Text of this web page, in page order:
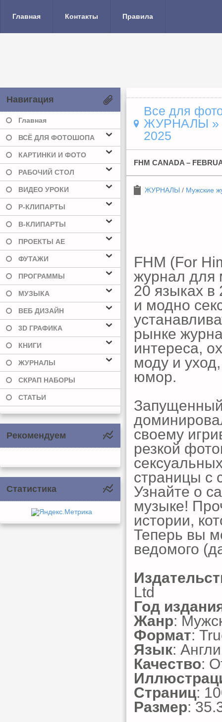
Главная Контакты Правила
Навигация
Главная
ВСЁ ДЛЯ ФОТОШОПА
КАРТИНКИ И ФОТО
РАБОЧИЙ СТОЛ
ВИДЕО УРОКИ
Р-КЛИПАРТЫ
В-КЛИПАРТЫ
ПРОЕКТЫ AE
ФУТАЖИ
ПРОГРАММЫ
МУЗЫКА
ВЕБ ДИЗАЙН
3D ГРАФИКА
КНИГИ
ЖУРНАЛЫ
СКРАП НАБОРЫ
СТАТЬИ
Рекомендуем
Статистика
Все для
ЖУРНАЛЫ »
2025
FHM CANADA –
ЖУРНАЛЫ / Мужские
FHM (For
журнал для
20 языках в
и модно
рынке
интереса,
моду и
юмор.
Запущенный
своему
резкой
страницы с
Узнайте о
музыке!
истории,
Теперь вы
ведомого
Ltd
Год
Жанр:
Формат:
Язык:
Качество:
Страниц:
Размер: